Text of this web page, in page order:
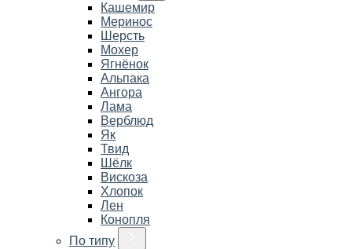
Кашемир
Меринос
Шерсть
Мохер
Ягнёнок
Альпака
Ангора
Лама
Верблюд
Як
Твид
Шёлк
Вискоза
Хлопок
Лен
Конопля
По типу